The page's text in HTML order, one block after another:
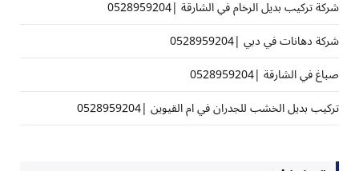
شركة تركيب بديل الرخام في الشارقة |0528959204
شركة دهانات في دبي |0528959204
صباغ في الشارقة |0528959204
تركيب بديل الخشب للجدران في ام القيوين |0528959204